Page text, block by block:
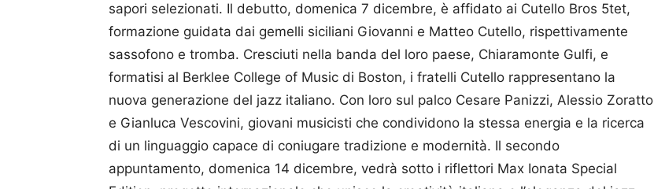
sapori selezionati. Il debutto, domenica 7 dicembre, è affidato ai Cutello Bros 5tet,
formazione guidata dai gemelli siciliani Giovanni e Matteo Cutello, rispettivamente
sassofono e tromba. Cresciuti nella banda del loro paese, Chiaramonte Gulfi, e
formatisi al Berklee College of Music di Boston, i fratelli Cutello rappresentano la
nuova generazione del jazz italiano. Con loro sul palco Cesare Panizzi, Alessio Zoratto
e Gianluca Vescovini, giovani musicisti che condividono la stessa energia e la ricerca
di un linguaggio capace di coniugare tradizione e modernità. Il secondo
appuntamento, domenica 14 dicembre, vedrà sotto i riflettori Max Ionata Special